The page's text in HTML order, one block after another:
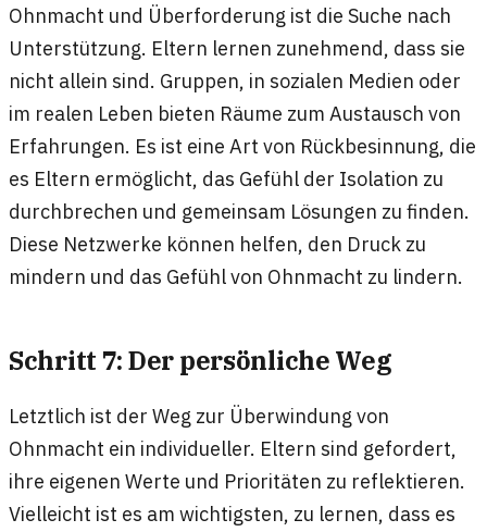
Ohnmacht und Überforderung ist die Suche nach
Unterstützung. Eltern lernen zunehmend, dass sie
nicht allein sind. Gruppen, in sozialen Medien oder
im realen Leben bieten Räume zum Austausch von
Erfahrungen. Es ist eine Art von Rückbesinnung, die
es Eltern ermöglicht, das Gefühl der Isolation zu
durchbrechen und gemeinsam Lösungen zu finden.
Diese Netzwerke können helfen, den Druck zu
mindern und das Gefühl von Ohnmacht zu lindern.
Schritt 7: Der persönliche Weg
Letztlich ist der Weg zur Überwindung von
Ohnmacht ein individueller. Eltern sind gefordert,
ihre eigenen Werte und Prioritäten zu reflektieren.
Vielleicht ist es am wichtigsten, zu lernen, dass es